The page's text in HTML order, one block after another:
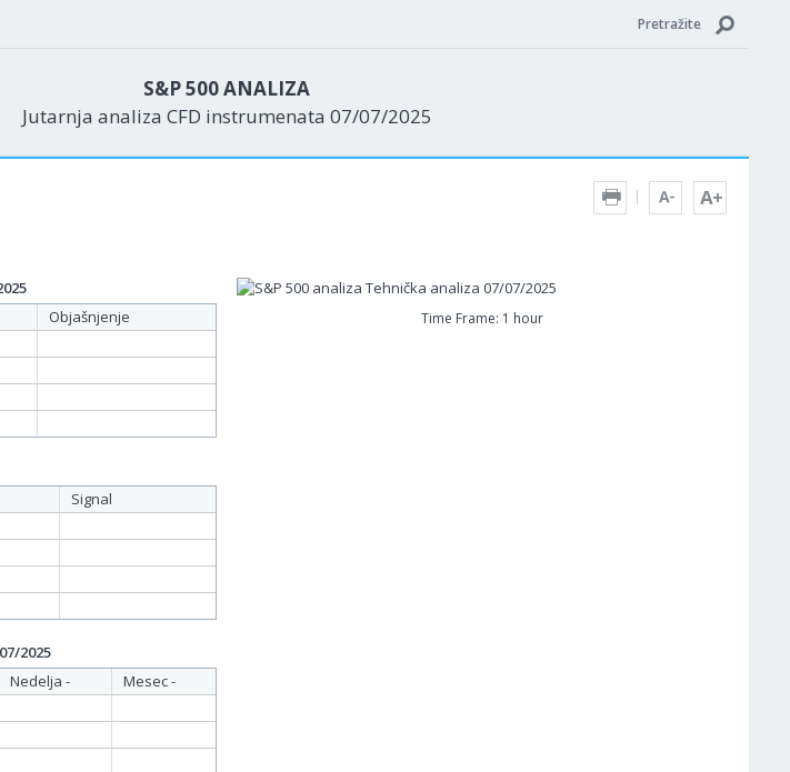
Pretražite
S&P 500 ANALIZA
Jutarnja analiza CFD instrumenata 07/07/2025
Time Frame: 1 hour
Objašnjenje
Signal
2025
Nedelja -
Mesec -